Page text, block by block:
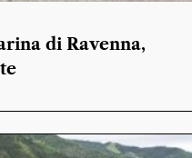
di Ravenna,